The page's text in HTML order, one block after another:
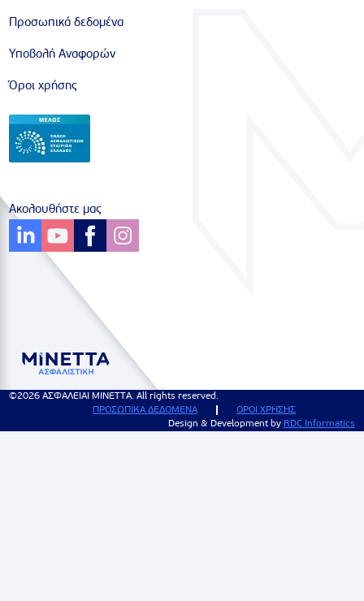
Ακολουθήστε μας
Προσωπικά δεδομένα
Υποβολή Αναφορών
Όροι χρήσης
©2026 ΑΣΦΑΛΕΙΑΙ ΜΙΝΕΤΤΑ. All rights reserved.
ΠΡΟΣΩΠΙΚΑ ΔΕΔΟΜΕΝΑ
ΟΡΟΙ ΧΡΗΣΗΣ
Design & Development by RDC Informatics